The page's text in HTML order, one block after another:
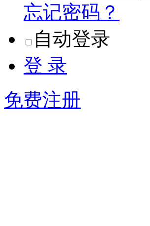
忘记密码？
自动登录
登 录
免费注册